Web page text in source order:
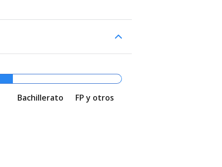
Bachillerato FP y otros